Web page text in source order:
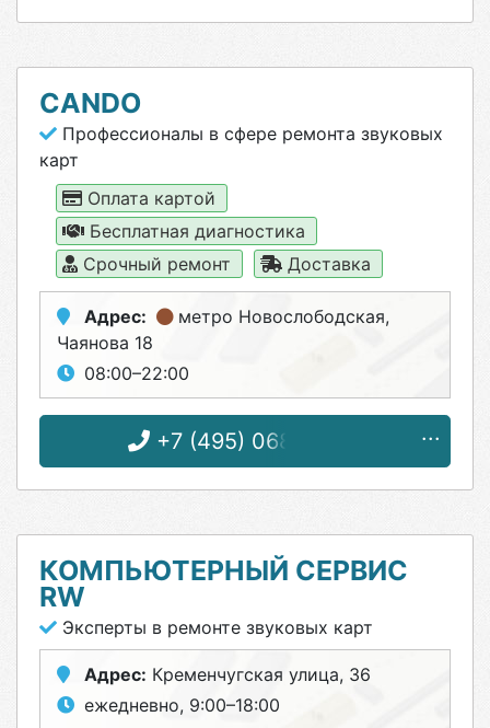
CANDO
Профессионалы в сфере ремонта звуковых
карт
Оплата картой
Бесплатная диагностика
Срочный ремонт
Доставка
Адрес: метро Новослободская,
Чаянова 18
08:00–22:00
+7 (495) 068-08-01
КОМПЬЮТЕРНЫЙ СЕРВИС
RW
Эксперты в ремонте звуковых карт
Адрес: Кременчугская улица, 36
ежедневно, 9:00–18:00